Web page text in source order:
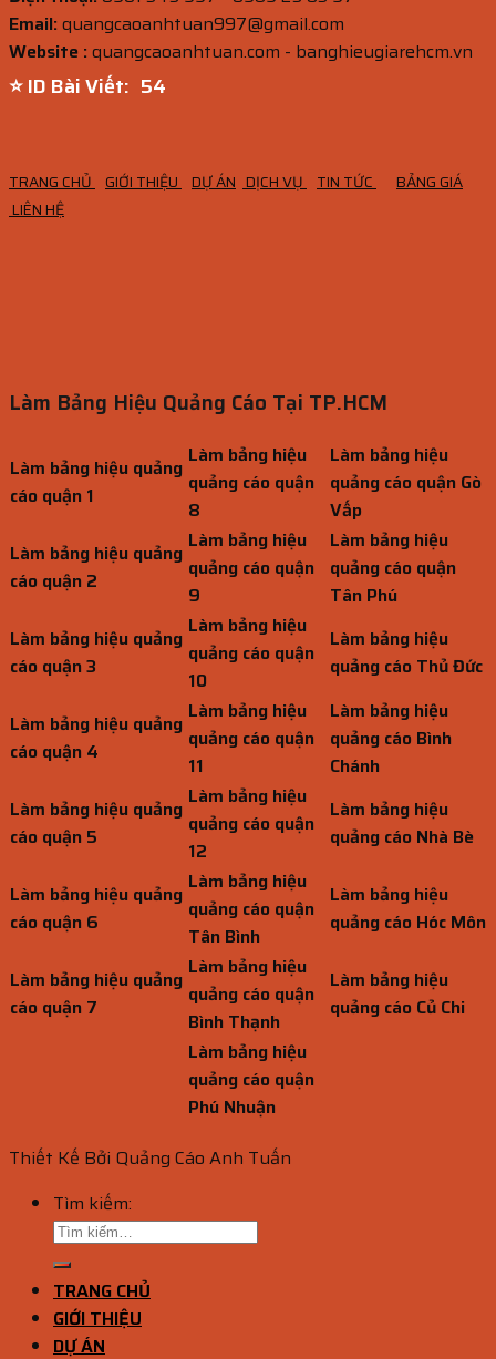
Email:quangcaoanhtuan997@gmail.com
Website :quangcaoanhtuan.com - banghieugiarehcm.vn
⭐ ID Bài Viết: 52
TRANG CHỦ GIỚI THIỆU DỰ ÁN DỊCH VỤ TIN TỨC
BẢNG GIÁ
LIÊN HỆ
Làm Bảng Hiệu Quảng Cáo Tại TP.HCM
Làm bảng hiệu quảng
cáo quận 1
Làm bảng hiệu
quảng cáo quận
8
Làm bảng hiệu
quảng cáo quận Gò
Vấp
Làm bảng hiệu quảng
cáo quận 2
Làm bảng hiệu
quảng cáo quận
9
Làm bảng hiệu
quảng cáo quận
Tân Phú
Làm bảng hiệu quảng
cáo quận 3
Làm bảng hiệu
quảng cáo quận
10
Làm bảng hiệu
quảng cáo Thủ Đức
Làm bảng hiệu quảng
cáo quận 4
Làm bảng hiệu
quảng cáo quận
11
Làm bảng hiệu
quảng cáo Bình
Chánh
Làm bảng hiệu quảng
cáo quận 5
Làm bảng hiệu
quảng cáo quận
12
Làm bảng hiệu
quảng cáo Nhà Bè
Làm bảng hiệu quảng
cáo quận 6
Làm bảng hiệu
quảng cáo quận
Tân Bình
Làm bảng hiệu
quảng cáo Hóc Môn
Làm bảng hiệu quảng
cáo quận 7
Làm bảng hiệu
quảng cáo quận
Bình Thạnh
Làm bảng hiệu
quảng cáo Củ Chi
Làm bảng hiệu
quảng cáo quận
Phú Nhuận
Thiết Kế Bởi Quảng Cáo Anh Tuấn
Tìm kiếm:
TRANG CHỦ
GIỚI THIỆU
DỰ ÁN